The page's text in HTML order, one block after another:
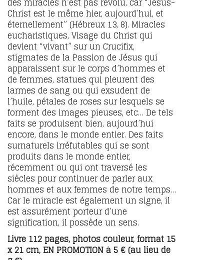
Christ est le même hier, aujourd’hui, et
éternellement” (Hébreux 13, 8). Miracles
eucharistiques, Visage du Christ qui
devient “vivant” sur un Crucifix,
stigmates de la Passion de Jésus qui
apparaissent sur le corps d’hommes et
de femmes, statues qui pleurent des
larmes de sang ou qui exsudent de
l’huile, pétales de roses sur lesquels se
forment des images pieuses, etc… De tels
faits se produisent bien, aujourd’hui
encore, dans le monde entier. Des faits
surnaturels irréfutables qui se sont
produits dans le monde entier,
récemment ou qui ont traversé les
siècles pour continuer de parler aux
hommes et aux femmes de notre temps…
Car le miracle est également un signe, il
est assurément porteur d’une
signification, il possède un sens.
Livre 112 pages, photos couleur, format 15
x 21 cm, EN PROMOTION à 5 € (au lieu de